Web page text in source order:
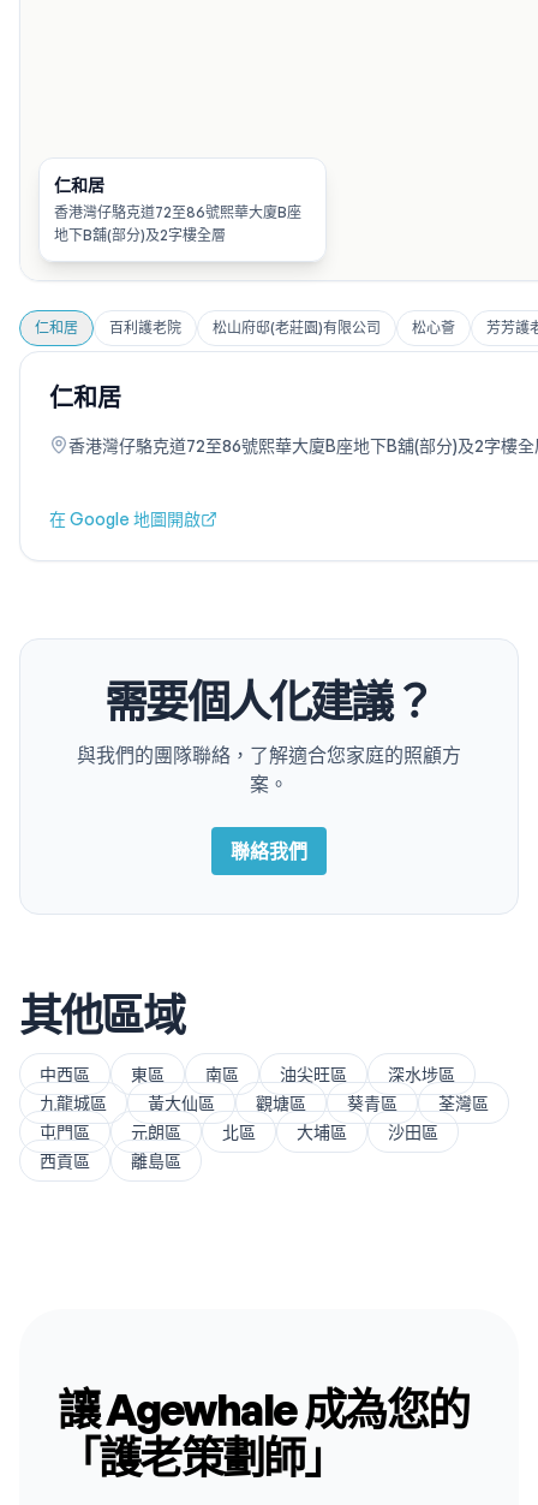
仁和居
香港灣仔駱克道72至86號熙華大廈B座
地下B舖(部分)及2字樓全層
仁和居 百利護老院 松山府邸(老莊園)有限公司 松心薈 芳芳護
仁和居
香港灣仔駱克道72至86號熙華大廈B座地下B舖(部分)及2字樓全
在 Google 地圖開啟
需要個人化建議？
與我們的團隊聯絡，了解適合您家庭的照顧方
案。
聯絡我們
其他區域
中西區 東區 南區 油尖旺區
深水埗區
九龍城區
黃大仙區 觀塘區 葵青區
荃灣區
屯門區
元朗區 北區 大埔區
沙田區
西貢區
離島區
讓 Agewhale 成為您的
「護老策劃師」